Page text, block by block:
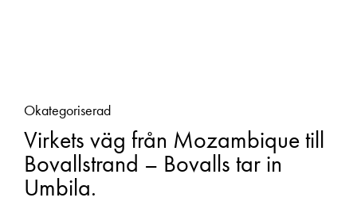
Okategoriserad
Virkets väg från Mozambique till
Bovallstrand – Bovalls tar in
Umbila.